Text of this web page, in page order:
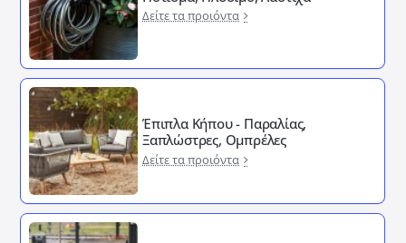
Δείτε τα προιόντα
Έπιπλα Κήπου - Παραλίας,
Ξαπλώστρες, Ομπρέλες
Δείτε τα προιόντα